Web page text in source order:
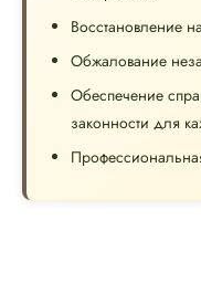
Восстановление
Обжалование
Обеспечение
законности для